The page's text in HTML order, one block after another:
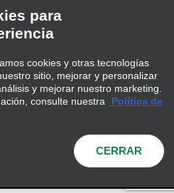
Política de privacidad
cookies
del Consumidor
Todos los derechos
para
cookies y otras tecnologías
sitio, mejorar y personalizar
y mejorar nuestro marketing.
consulte nuestra
Política de
CERRAR